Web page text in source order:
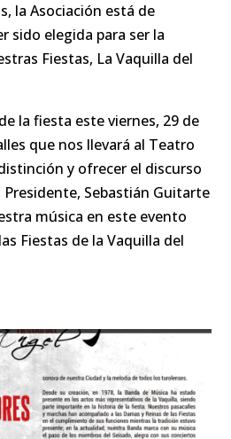
la Asociación está de
sido elegida para ser la
Fiestas, La Vaquilla del
la fiesta este viernes, 29 de
que nos llevará al Teatro
y ofrecer el discurso
Sebastián Guitarte
música en este evento
Fiestas de la Vaquilla del